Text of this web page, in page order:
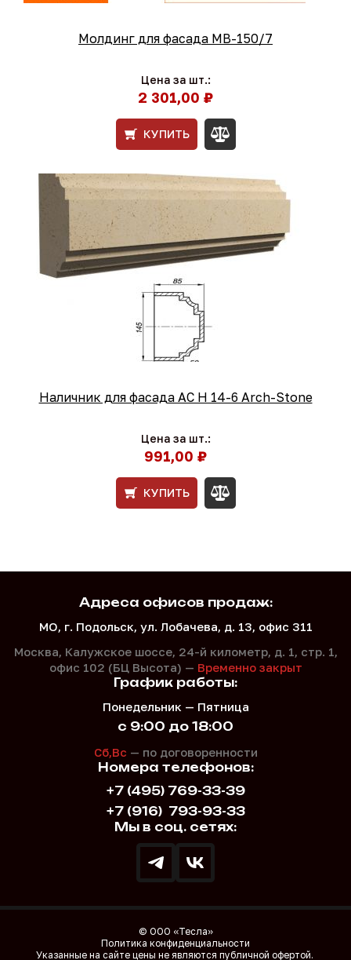
Молдинг для фасада МВ-150/7
Цена за шт.:
2 301,00 ₽
КУПИТЬ
Наличник для фасада AC Н 14-6 Arch-Stone
Цена за шт.:
991,00 ₽
КУПИТЬ
Адреса офисов продаж:
МО, г. Подольск, ул. Лобачева, д. 13, офис 311
Москва, Калужское шоссе, 24-й километр, д. 1, стр. 1,
офис 102 (БЦ Высота) — Временно закрыт
Номера телефонов:
+7 (495) 769-33-39
+7 (916) 793-93-33
График работы:
Понедельник — Пятница
с 9:00 до 18:00
Сб,Вс — по договоренности
Мы в соц. сетях:
© ООО «Тесла»
Политика конфиденциальности
Указанные на сайте цены не являются публичной офертой.